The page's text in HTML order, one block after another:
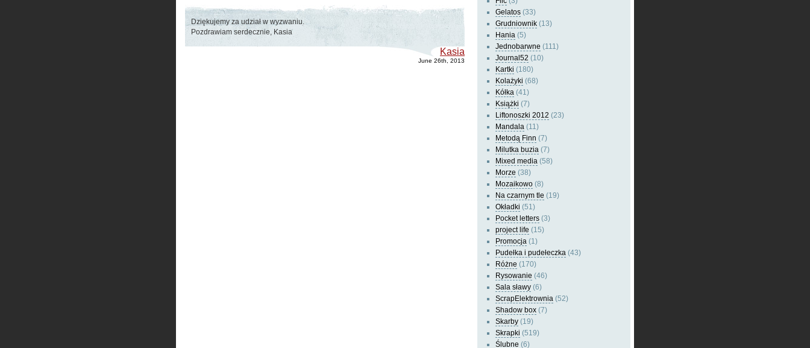
Dziękujemy za udział w wyzwaniu.
Pozdrawiam serdecznie, Kasia
Kasia
June 26th, 2013
Gelatos (33)
Grudniownik (13)
Hania (5)
Jednobarwne (111)
Journal52 (10)
Kartki (180)
Kolażyki (68)
Kółka (41)
Książki (7)
Liftonoszki 2012 (23)
Mandala (11)
Metodą Finn (7)
Milutka buzia (7)
Mixed media (58)
Morze (38)
Mozaikowo (8)
Na czarnym tle (19)
Okładki (51)
Pocket letters (3)
project life (15)
Promocja (1)
Pudełka i pudełeczka (43)
Różne (170)
Rysowanie (46)
Sala sławy (6)
ScrapElektrownia (52)
Shadow box (7)
Skarby (19)
Skrapki (519)
Ślubne (6)